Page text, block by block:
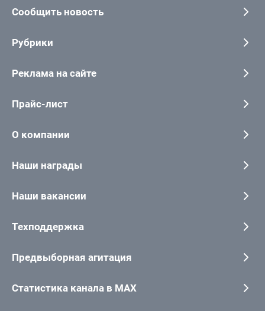
Сообщить новость
Рубрики
Реклама на сайте
Прайс-лист
О компании
Наши награды
Наши вакансии
Техподдержка
Предвыборная агитация
Статистика канала в MAX